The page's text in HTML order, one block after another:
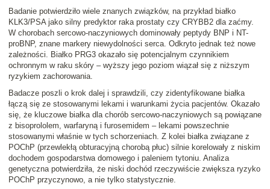
Badanie potwierdziło wiele znanych związków, na przykład białko
KLK3/PSA jako silny predyktor raka prostaty czy CRYBB2 dla zaćmy.
W chorobach sercowo-naczyniowych dominowały peptydy BNP i NT-
proBNP, znane markery niewydolności serca. Odkryto jednak też nowe
zależności. Białko PRG3 okazało się potencjalnym czynnikiem
ochronnym w raku skóry – wyższy jego poziom wiązał się z niższym
ryzykiem zachorowania.
Badacze poszli o krok dalej i sprawdzili, czy zidentyfikowane białka
łączą się ze stosowanymi lekami i warunkami życia pacjentów. Okazało
się, że kluczowe białka dla chorób sercowo-naczyniowych są powiązane
z bisoprololem, warfaryną i furosemidem – lekami powszechnie
stosowanymi właśnie w tych schorzeniach. Z kolei białka związane z
POChP (przewlekłą obturacyjną chorobą płuc) silnie korelowały z niskim
dochodem gospodarstwa domowego i paleniem tytoniu. Analiza
genetyczna potwierdziła, że niski dochód rzeczywiście zwiększa ryzyko
POChP przyczynowo, a nie tylko statystycznie.